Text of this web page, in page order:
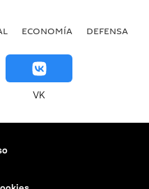
ECONOMÍA DEFENSA
VK